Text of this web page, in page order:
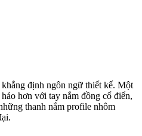
định ngôn ngữ thiết kế. Một
hảo hơn với tay nắm đồng cổ điển,
thanh nắm profile nhôm